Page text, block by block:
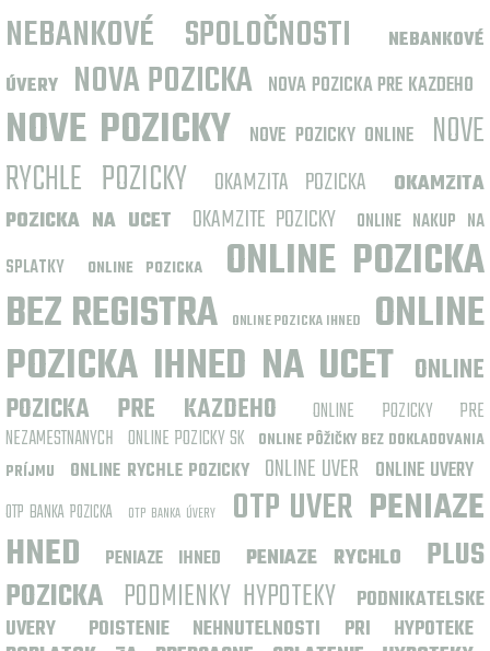
NEBANKOVÉ SPOLOČNOSTI
NEBANKOVÉ
ÚVERY
NOVA POZICKA NOVA POZICKA PRE KAZDEHO
NOVE POZICKY NOVE POZICKY ONLINE
NOVE
RYCHLE POZICKY
OKAMZITA POZICKA
OKAMZITA
POZICKA NA UCET
OKAMZITE POZICKY
ONLINE NAKUP NA
SPLATKY
ONLINE POZICKA
ONLINE POZICKA
BEZ REGISTRA
ONLINE POZICKA IHNED
ONLINE
POZICKA IHNED NA UCET ONLINE
POZICKA PRE KAZDEHO
ONLINE POZICKY PRE
NEZAMESTNANYCH ONLINE POZICKY SK
ONLINE PÔŽIČKY BEZ DOKLADOVANIA
PRÍJMU
ONLINE RYCHLE POZICKY ONLINE UVER ONLINE UVERY
OTP BANKA POZICKA OTP BANKA ÚVERY OTP UVER PENIAZE
HNED
PENIAZE IHNED PENIAZE RYCHLO
PLUS
POZICKA PODMIENKY HYPOTEKY
PODNIKATELSKE
UVERY
POISTENIE NEHNUTELNOSTI PRI HYPOTEKE